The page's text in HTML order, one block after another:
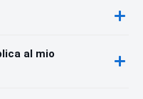
al mio